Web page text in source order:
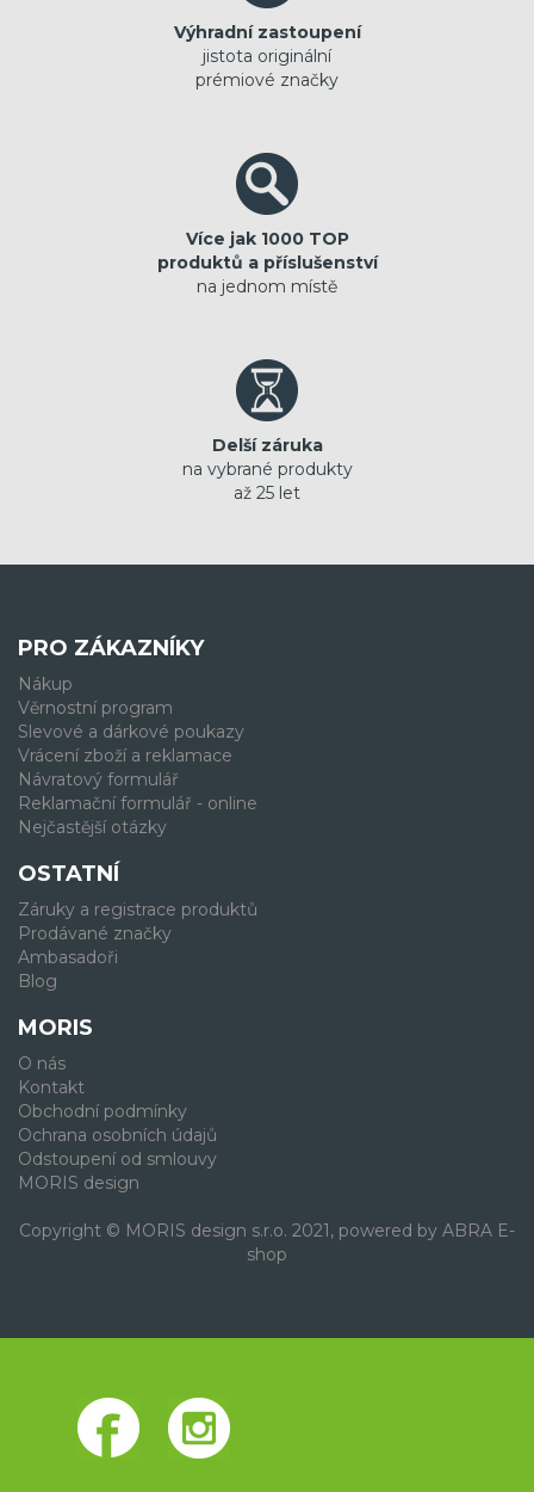
Výhradní zastoupení
jistota originální
prémiové značky
Více jak 1000 TOP
produktů a příslušenství
na jednom místě
Delší záruka
na vybrané produkty
až 25 let
PRO ZÁKAZNÍKY
Nákup
Věrnostní program
Slevové a dárkové poukazy
Vrácení zboží a reklamace
Návratový formulář
Reklamační formulář - online
Nejčastější otázky
OSTATNÍ
Záruky a registrace produktů
Prodávané značky
Ambasadoři
Blog
MORIS
O nás
Kontakt
Obchodní podmínky
Ochrana osobních údajů
Odstoupení od smlouvy
MORIS design
Copyright © MORIS design s.r.o. 2021, powered by ABRA E-
shop